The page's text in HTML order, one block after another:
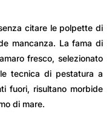
citare le polpette di
mancanza. La fama di
fresco, selezionato
tecnica di pestatura a
fuori, risultano morbide
di mare.